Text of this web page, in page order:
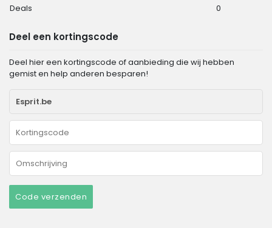
Deals
0
Deel een kortingscode
Deel hier een kortingscode of aanbieding die wij hebben
gemist en help anderen besparen!
Code verzenden